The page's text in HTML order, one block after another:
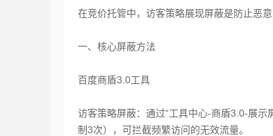
在竞价托管中，访客策略展现屏蔽是防止恶
一、核心屏蔽方法‌
百度商盾3.0工具‌
访客策略屏蔽‌：通过“工具中心-商盾3.0-展
制3次），可拦截频繁访问的无效流量。